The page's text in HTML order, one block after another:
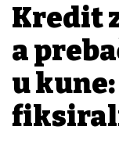
Kredit
a
u